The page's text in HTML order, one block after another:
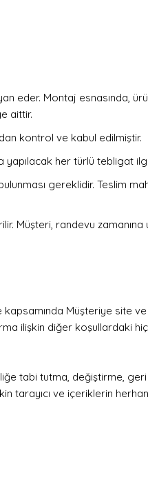
eder. Montaj esnasında,
aittir.
kontrol ve kabul edilmiştir.
her türlü tebligat
gereklidir. Teslim
Müşteri, randevu zamanına
Müşteriye site
ilişkin diğer koşullardaki
tabi tutma, değiştirme,
tarayıcı ve içeriklerin